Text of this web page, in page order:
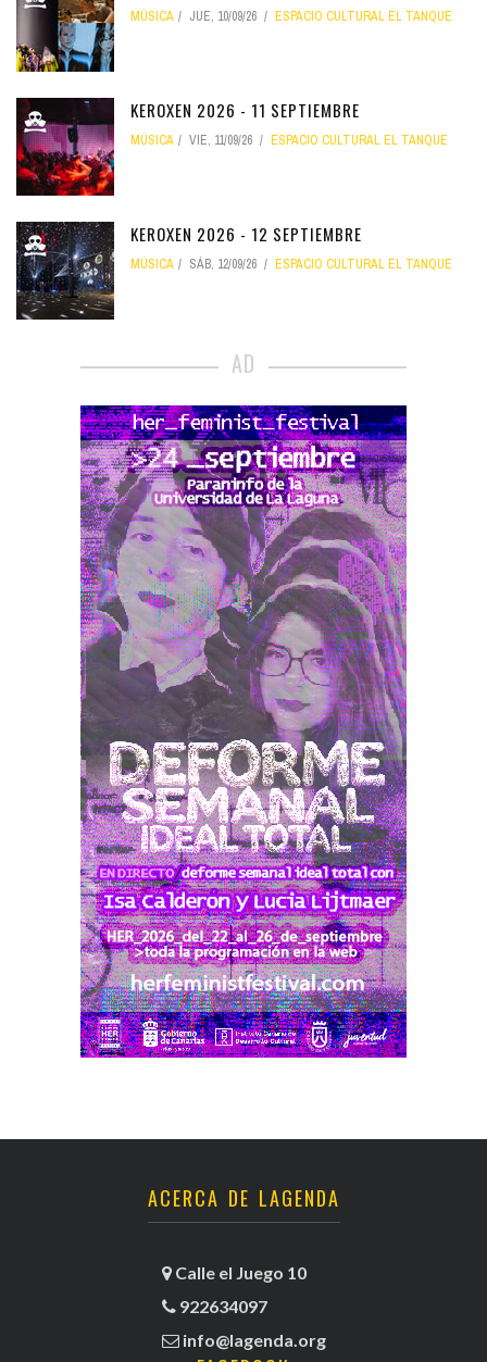
MÚSICA JUE, 10/09/26 ESPACIO CULTURAL EL TANQUE
KEROXEN 2026 - 11 SEPTIEMBRE
MÚSICA VIE, 11/09/26 ESPACIO CULTURAL EL TANQUE
KEROXEN 2026 - 12 SEPTIEMBRE
MÚSICA SÁB, 12/09/26 ESPACIO CULTURAL EL TANQUE
AD
ACERCA DE LAGENDA
Calle el Juego 10
922634097
info@lagenda.org